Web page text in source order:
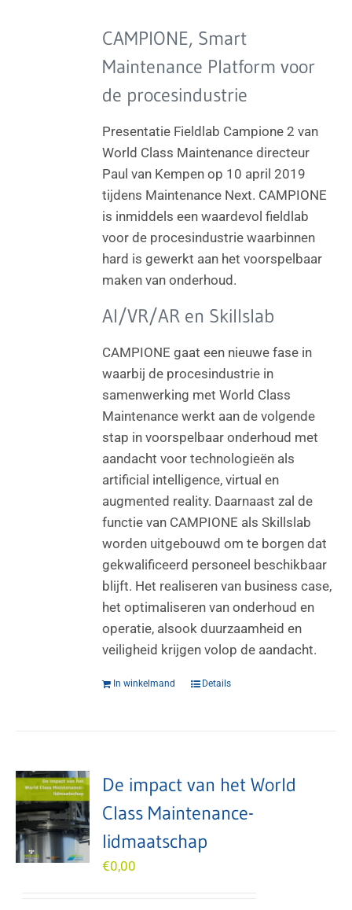
CAMPIONE, Smart
Maintenance Platform voor
de procesindustrie
Presentatie Fieldlab Campione 2 van
World Class Maintenance directeur
Paul van Kempen op 10 april 2019
tijdens Maintenance Next. CAMPIONE
is inmiddels een waardevol fieldlab
voor de procesindustrie waarbinnen
hard is gewerkt aan het voorspelbaar
maken van onderhoud.
AI/VR/AR en Skillslab
CAMPIONE gaat een nieuwe fase in
waarbij de procesindustrie in
samenwerking met World Class
Maintenance werkt aan de volgende
stap in voorspelbaar onderhoud met
aandacht voor technologieën als
artificial intelligence, virtual en
augmented reality. Daarnaast zal de
functie van CAMPIONE als Skillslab
worden uitgebouwd om te borgen dat
gekwalificeerd personeel beschikbaar
blijft. Het realiseren van business case,
het optimaliseren van onderhoud en
operatie, alsook duurzaamheid en
veiligheid krijgen volop de aandacht.
In winkelmand Details
De impact van het World
Class Maintenance-
lidmaatschap
€0,00